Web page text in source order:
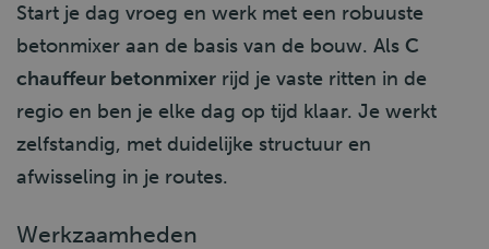
Start je dag vroeg en werk met een robuuste
betonmixer aan de basis van de bouw. Als C
chauffeur betonmixer rijd je vaste ritten in de
regio en ben je elke dag op tijd klaar. Je werkt
zelfstandig, met duidelijke structuur en
afwisseling in je routes.
Werkzaamheden